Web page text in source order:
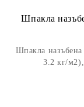
Шпакла
Шпакла
3.2 кг/